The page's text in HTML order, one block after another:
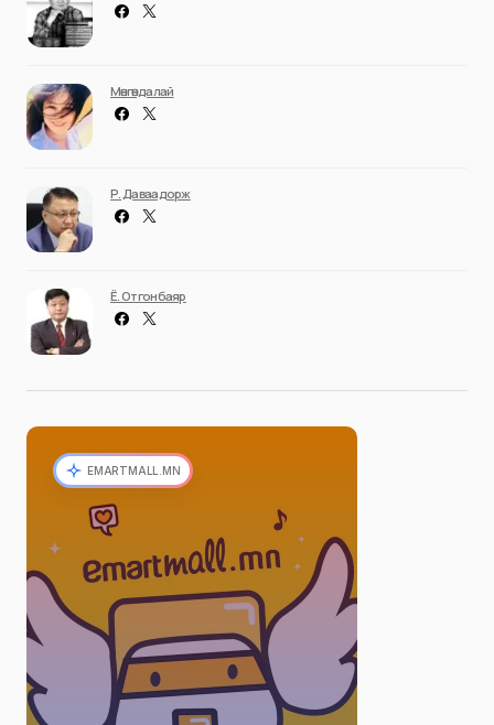
Мөнгөндалай
Р. Даваадорж
Ё. Отгонбаяр
EMARTMALL.MN